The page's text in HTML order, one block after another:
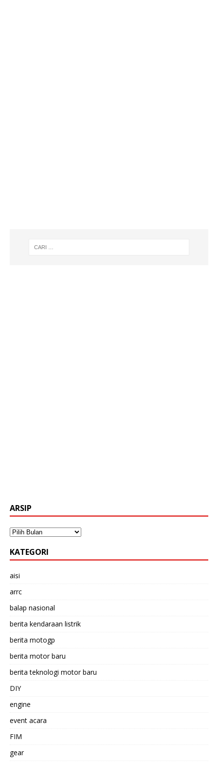
ARSIP
KATEGORI
aisi
arrc
balap nasional
berita kendaraan listrik
berita motogp
berita motor baru
berita teknologi motor baru
DIY
engine
event acara
FIM
gear